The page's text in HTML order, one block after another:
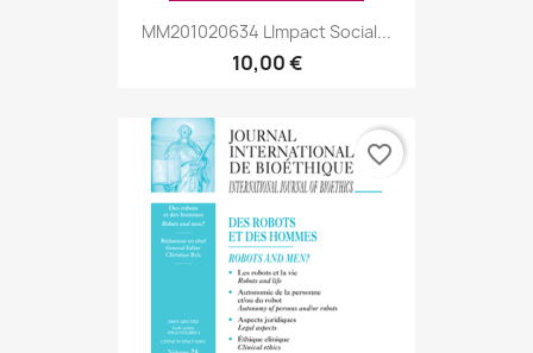
MM201020634 Limpact Social...
10,00 €
favorite_border